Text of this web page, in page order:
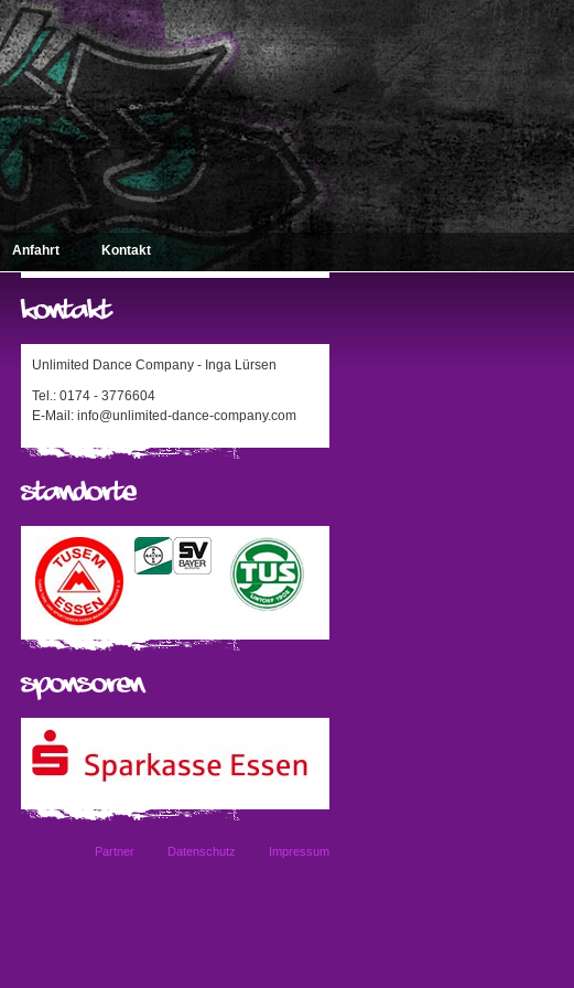
Anfahrt Kontakt
Unlimited Dance Company - Inga Lürsen
Tel.: 0174 - 3776604
E-Mail: info@unlimited-dance-company.com
Partner Datenschutz Impressum